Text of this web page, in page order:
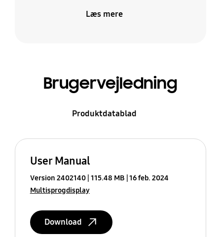
Læs mere
Brugervejledning
Produktdatablad
User Manual
Version 2402140 115.48 MB 16 feb. 2024
Multisprogdisplay
Download